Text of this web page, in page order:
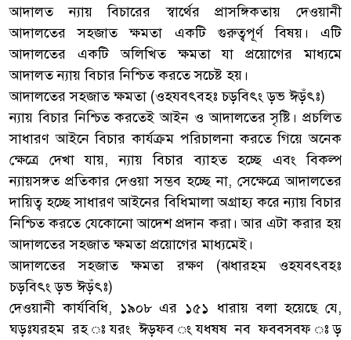
আদালত ন্যায় বিচারের স্বার্থের প্রাসঙ্গিকতায় দেওয়ানী
আদালতের সহজাত ক্ষমতা একটি গুরুত্বপূর্ণ বিষয়। এটি
আদালতের একটি অলিখিত ক্ষমতা যা প্রয়োগের মাধ্যমে
আদালত ন্যায় বিচার নিশ্চিত করতে সচেষ্ট হয়।
আদালতের সহজাত ক্ষমতা (ওহযবৎবহঃ চড়বিৎং ড়ভ ঈড়ঁৎঃ)
ন্যায় বিচার নিশ্চিত করতেই আইন ও আদালতের সৃষ্টি। প্রচলিত
সাধারণ আইনে বিচার কার্যক্রম পরিচালনা করতে গিয়ে অনেক
ক্ষেত্রে দেখা যায়, ন্যায় বিচার ব্যাহত হচ্ছে এবং বিকল্প
ন্যায়সঙ্গত প্রতিকার দেওয়া সম্ভব হচ্ছে না, সেক্ষেত্রে আদালতের
দায়িত্ব হচ্ছে সাধারণ আইনের বিধিমালা অগ্রাহ্য করে ন্যায় বিচার
নিশ্চিত করতে যেকোনো আদেশ প্রদান করা। আর এটা করার হয়
আদালতের সহজাত ক্ষমতা প্রয়োগের মাধ্যমেই।
আদালতের সহজাত ক্ষমতা রক্ষণ (ঝধারহম ওহযবৎবহঃ
চড়বিৎং ড়ভ ঈড়ঁৎঃ)
দেওয়ানী কার্যবিধি, ১৯০৮ এর ১৫১ ধারায় বলা হয়েছে যে,
ঘড়ঃযরহম রহ ঃযরং ঈড়ফব ংযধষষ নব ফববসবফ ঃড়